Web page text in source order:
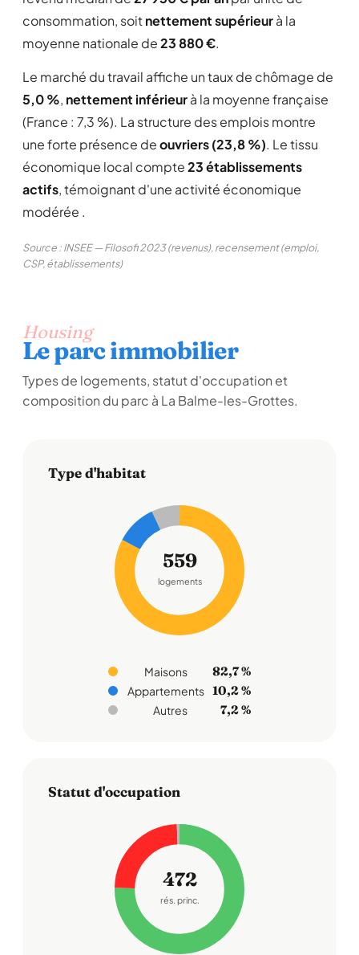
consommation, soitnettement supérieurà la
moyenne nationale de23 880 €.
Le marché du travail affiche un taux de chômage de
5,0 %, nettement inférieurà la moyenne française
(France : 7,3 %). La structure des emplois montre
une forte présence deouvriers (23,8 %). Le tissu
économique local compte23 établissements
actifs, témoignant d'une activité économique
modérée .
Source : INSEE — Filosofi 2023 (revenus), recensement (emploi,
CSP, établissements)
Housing
Le parc immobilier
Types de logements, statut d'occupation et
composition du parc à La Balme-les-Grottes.
Type d'habitat
559
logements
Maisons 82,7 %
Appartements 10,2 %
Autres 7,2 %
Statut d'occupation
472
rés. princ.